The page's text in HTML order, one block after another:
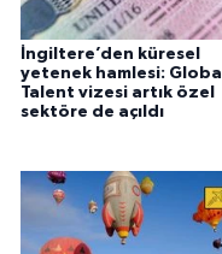
İngiltere’den küresel
yetenek hamlesi: Global
Talent vizesi artık özel
sektöre de açıldı